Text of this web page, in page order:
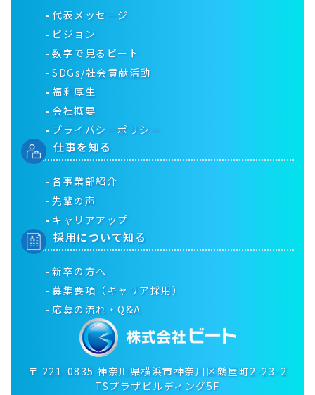
〒 221-0835 神奈川県横浜市神奈川区鶴屋町2-23-2
TSプラザビルディング5F
代表メッセージ
ビジョン
数字で見るビート
SDGs/社会貢献活動
福利厚生
会社概要
プライバシーポリシー
仕事を知る
各事業部紹介
先輩の声
キャリアアップ
採用について知る
新卒の方へ
募集要項（キャリア採用）
応募の流れ・Q&A